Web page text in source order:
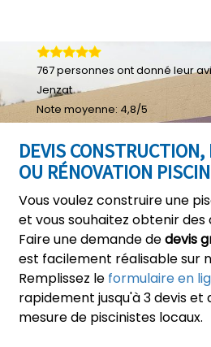
DEVIS
OU RÉNOVATION
Vous voulez construire une
et vous souhaitez obtenir des
Faire une demande dedevis
est facilement réalisable sur
Remplissez le formulaire en
rapidement jusqu'à 3 devis et
mesure de piscinistes locaux.
767personnes ont donné leur
Jenzat
Note moyenne: 4,8/5